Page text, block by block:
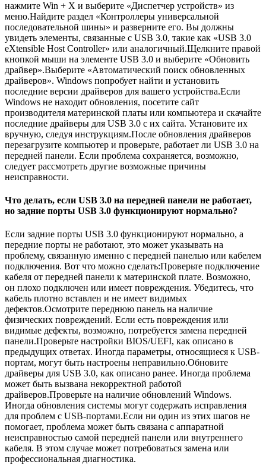
нажмите Win + X и выберите «Диспетчер устройств» из
меню.Найдите раздел «Контроллеры универсальной
последовательной шины» и разверните его. Вы должны
увидеть элементы, связанные с USB 3.0, такие как «USB 3.0
eXtensible Host Controller» или аналогичный.Щелкните правой
кнопкой мыши на элементе USB 3.0 и выберите «Обновить
драйвер».Выберите «Автоматический поиск обновленных
драйверов». Windows попробует найти и установить
последние версии драйверов для вашего устройства.Если
Windows не находит обновления, посетите сайт
производителя материнской платы или компьютера и скачайте
последние драйверы для USB 3.0 с их сайта. Установите их
вручную, следуя инструкциям.После обновления драйверов
перезагрузите компьютер и проверьте, работает ли USB 3.0 на
передней панели. Если проблема сохраняется, возможно,
следует рассмотреть другие возможные причины
неисправности.
Что делать, если USB 3.0 на передней панели не работает,
но задние порты USB 3.0 функционируют нормально?
Если задние порты USB 3.0 функционируют нормально, а
передние порты не работают, это может указывать на
проблему, связанную именно с передней панелью или кабелем
подключения. Вот что можно сделать:Проверьте подключение
кабеля от передней панели к материнской плате. Возможно,
он плохо подключен или имеет повреждения. Убедитесь, что
кабель плотно вставлен и не имеет видимых
дефектов.Осмотрите переднюю панель на наличие
физических повреждений. Если есть повреждения или
видимые дефекты, возможно, потребуется замена передней
панели.Проверьте настройки BIOS/UEFI, как описано в
предыдущих ответах. Иногда параметры, относящиеся к USB-
портам, могут быть настроены неправильно.Обновите
драйверы для USB 3.0, как описано ранее. Иногда проблема
может быть вызвана некорректной работой
драйверов.Проверьте на наличие обновлений Windows.
Иногда обновления системы могут содержать исправления
для проблем с USB-портами.Если ни один из этих шагов не
помогает, проблема может быть связана с аппаратной
неисправностью самой передней панели или внутреннего
кабеля. В этом случае может потребоваться замена или
профессиональная диагностика.